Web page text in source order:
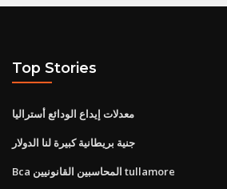
Top Stories
معدلات إيداع الودائع أستراليا
جنية بريطانية كبيرة لنا الدولار
Bca المحاسبين القانونيين tullamore